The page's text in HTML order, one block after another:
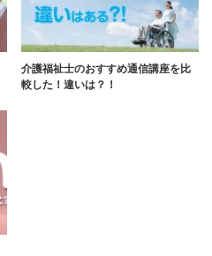
介護福祉士のおすすめ通信講座を比
較した！違いは？！